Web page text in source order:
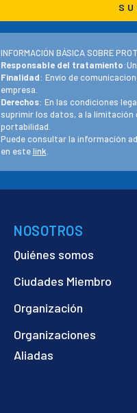
INFORMACIÓN BÁSICA SOBRE
Responsable del tratamiento
Finalidad: Envío de
empresa.
Derechos: En las condiciones
suprimir los datos, a la
portabilidad.
Puede consultar la información
en estelink
NOSOTROS
Quiénes somos
Ciudades Miembro
Organización
Organizaciones
Aliadas